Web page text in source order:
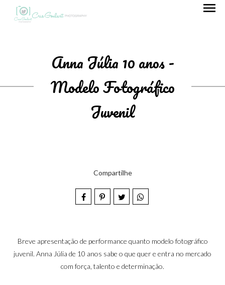
menu
Anna Júlia 10 anos -
Modelo Fotográfico
Juvenil
Compartilhe
Breve apresentação de performance quanto modelo fotográfico
juvenil. Anna Júlia de 10 anos sabe o que quer e entra no mercado
com força, talento e determinação.